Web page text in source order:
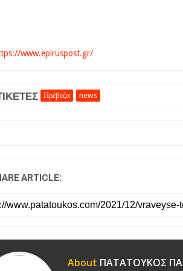
www.epiruspost.gr/
Πρέβεζα news
ARTICLE:
About ΠΑΤΑΤΟΥΚΟΣ